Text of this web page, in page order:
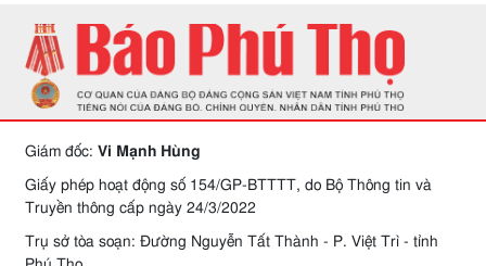
Giám đốc: Vi Mạnh Hùng
Giấy phép hoạt động số 154/GP-BTTTT, do Bộ Thông tin và
Truyền thông cấp ngày 24/3/2022
Trụ sở tòa soạn: Đường Nguyễn Tất Thành - P. Việt Trì - tỉnh